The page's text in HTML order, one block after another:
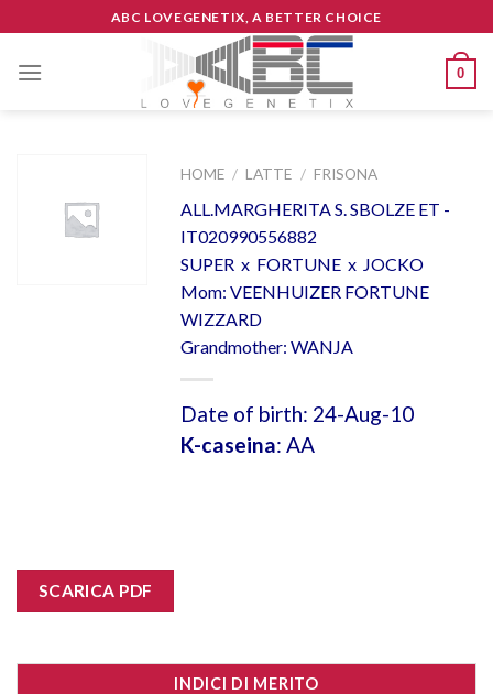
to
content
ABC LOVEGENETIX, A BETTER CHOICE
0
HOME / LATTE / FRISONA
ALL.MARGHERITA S. SBOLZE ET -
IT020990556882
SUPER x FORTUNE x JOCKO
Mom: VEENHUIZER FORTUNE
WIZZARD
Grandmother: WANJA
Date of birth: 24-Aug-10
K-caseina: AA
SCARICA PDF
INDICI DI MERITO